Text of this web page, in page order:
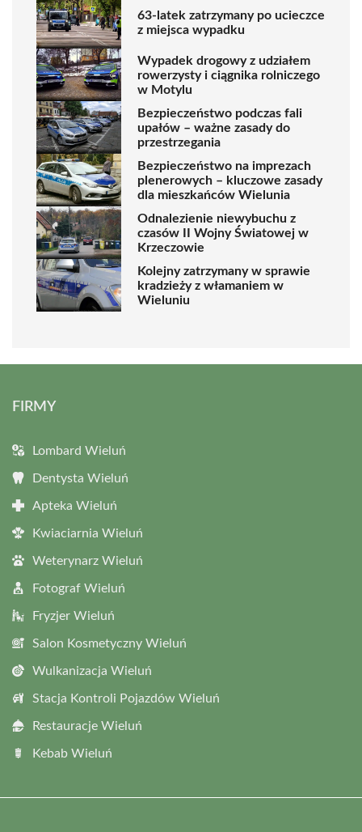
63-latek zatrzymany po ucieczce
z miejsca wypadku
Wypadek drogowy z udziałem
rowerzysty i ciągnika rolniczego
w Motylu
Bezpieczeństwo podczas fali
upałów – ważne zasady do
przestrzegania
Bezpieczeństwo na imprezach
plenerowych – kluczowe zasady
dla mieszkańców Wielunia
Odnalezienie niewybuchu z
czasów II Wojny Światowej w
Krzeczowie
Kolejny zatrzymany w sprawie
kradzieży z włamaniem w
Wieluniu
FIRMY
Lombard Wieluń
Dentysta Wieluń
Apteka Wieluń
Kwiaciarnia Wieluń
Weterynarz Wieluń
Fotograf Wieluń
Fryzjer Wieluń
Salon Kosmetyczny Wieluń
Wulkanizacja Wieluń
Stacja Kontroli Pojazdów Wieluń
Restauracje Wieluń
Kebab Wieluń